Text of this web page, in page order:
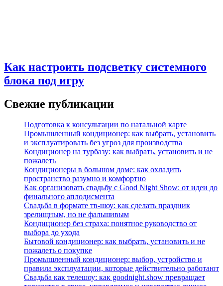
Как настроить подсветку системного
блока под игру
Свежие публикации
Подготовка к консультации по натальной карте
Промышленный кондиционер: как выбрать, установить
и эксплуатировать без угроз для производства
Кондиционер на турбазу: как выбрать, установить и не
пожалеть
Кондиционеры в большом доме: как охладить
пространство разумно и комфортно
Как организовать свадьбу с Good Night Show: от идеи до
финального аплодисмента
Свадьба в формате тв‑шоу: как сделать праздник
зрелищным, но не фальшивым
Кондиционер без страха: понятное руководство от
выбора до ухода
Бытовой кондиционер: как выбрать, установить и не
пожалеть о покупке
Промышленный кондиционер: выбор, устройство и
правила эксплуатации, которые действительно работают
Свадьба как телешоу: как goodnight.show превращает